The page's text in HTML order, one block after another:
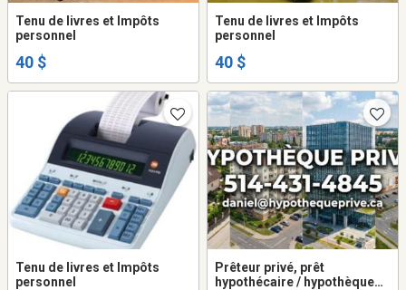
Tenu de livres et Impôts
personnel
40 $
Tenu de livres et Impôts
personnel
40 $
Tenu de livres et Impôts
personnel
Prêteur privé, prêt
hypothécaire / hypothèque